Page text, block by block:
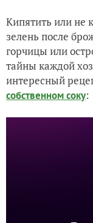
Кипятить или не
зелень после
горчицы или
тайны каждой
интересный
собственном соку: